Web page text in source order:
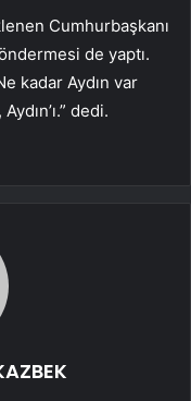
Cumhurbaşkanı
de yaptı.
kadar Aydın var
dedi.